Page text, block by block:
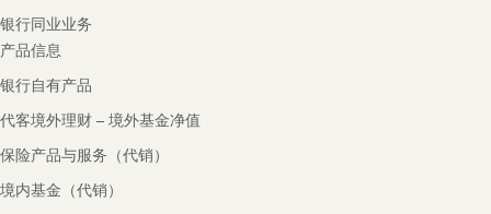
银行同业业务
产品信息
银行自有产品
代客境外理财 – 境外基金净值
保险产品与服务（代销）
境内基金（代销）